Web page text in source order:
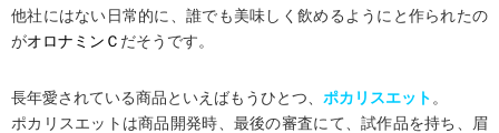
他社にはない日常的に、誰でも美味しく飲めるようにと作られたの
がオロナミンＣ だそうです。
長年愛されている商品といえばもうひとつ、 ポカリスエット 。
ポカリスエットは商品開発時、最後の審査にて、試作品を持ち、眉